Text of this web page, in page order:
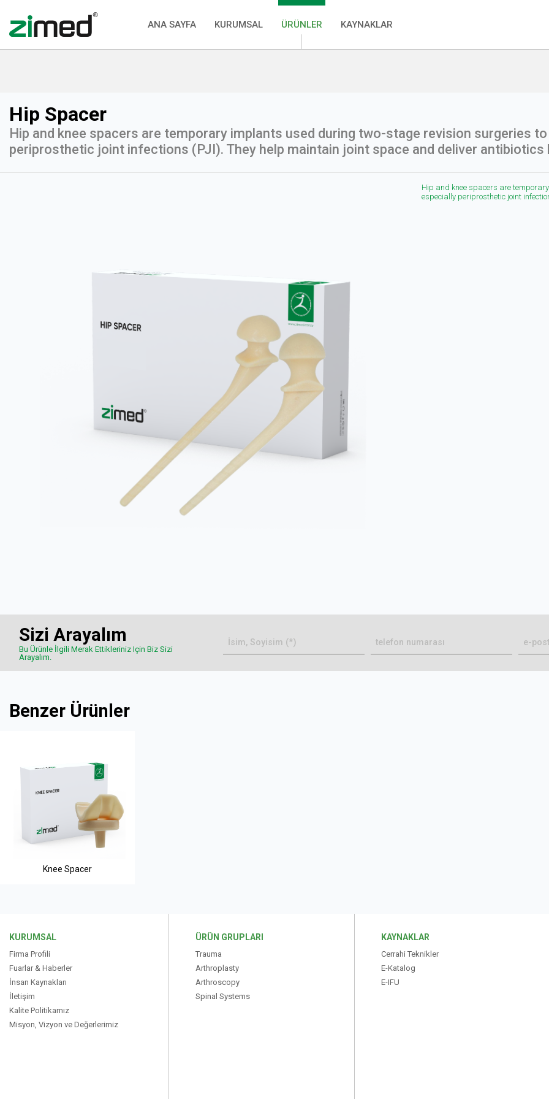
ANA SAYFA KURUMSAL ÜRÜNLER KAYNAKLAR
Hip Spacer
Hip and knee spacers are temporary implants used during two-stage revision surgeries
periprosthetic joint infections (PJI). They help maintain joint space and deliver antibiotics
Hip and knee spacers are
especially periprosthetic joint
Sizi Arayalım
Bu Ürünle İlgili Merak Ettikleriniz Için Biz Sizi
Arayalım.
Benzer Ürünler
Knee Spacer
KURUMSAL
Firma Profili
Fuarlar & Haberler
İnsan Kaynakları
İletişim
Kalite Politikamız
Misyon, Vizyon ve Değerlerimiz
ÜRÜN GRUPLARI
Trauma
Arthroplasty
Arthroscopy
Spinal Systems
KAYNAKLAR
Cerrahi Teknikler
E-Katalog
E-IFU